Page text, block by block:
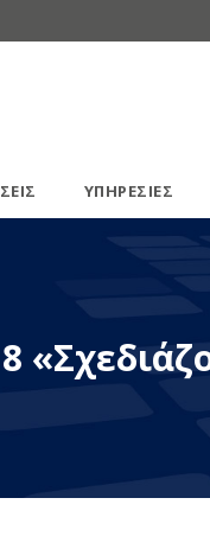
ΥΠΗΡΕΣΙΕΣ